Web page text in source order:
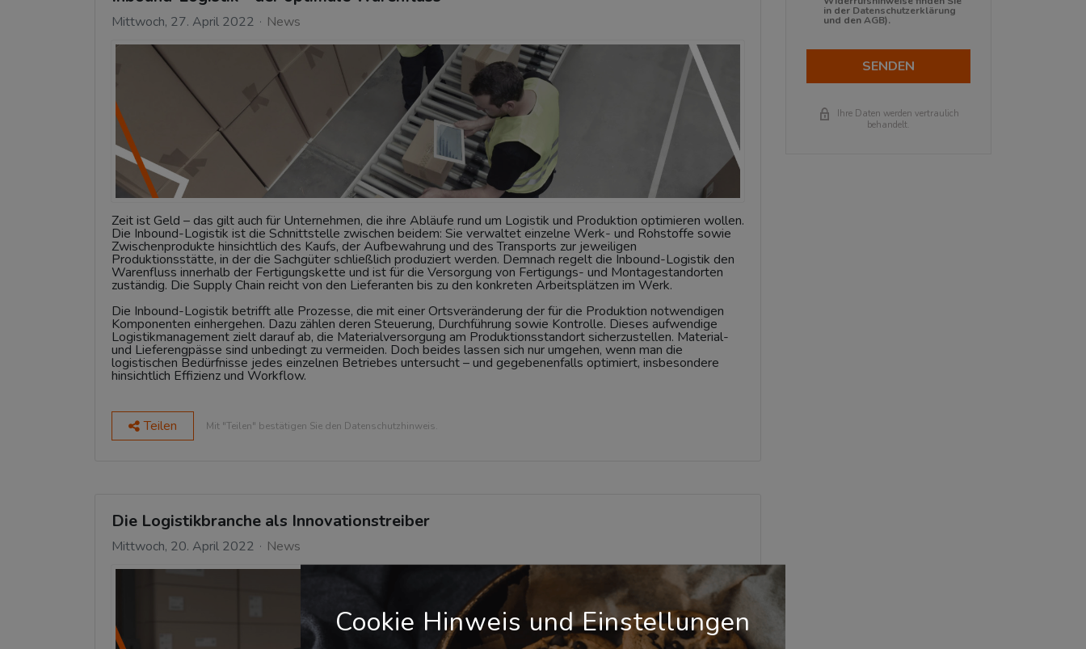
Mittwoch, 27. April 2022 News
Zeit ist Geld – das gilt auch für Unternehmen, die ihre Abläufe rund um Logistik und Produktion optimieren wollen.
Die Inbound-Logistik ist die Schnittstelle zwischen beidem: Sie verwaltet einzelne Werk- und Rohstoffe sowie
Zwischenprodukte hinsichtlich des Kaufs, der Aufbewahrung und des Transports zur jeweiligen
Produktionsstätte, in der die Sachgüter schließlich produziert werden. Demnach regelt die Inbound-Logistik den
Warenfluss innerhalb der Fertigungskette und ist für die Versorgung von Fertigungs- und Montagestandorten
zuständig. Die Supply Chain reicht von den Lieferanten bis zu den konkreten Arbeitsplätzen im Werk.
Die Inbound-Logistik betrifft alle Prozesse, die mit einer Ortsveränderung der für die Produktion notwendigen
Komponenten einhergehen. Dazu zählen deren Steuerung, Durchführung sowie Kontrolle. Dieses aufwendige
Logistikmanagement zielt darauf ab, die Materialversorgung am Produktionsstandort sicherzustellen. Material-
und Lieferengpässe sind unbedingt zu vermeiden. Doch beides lassen sich nur umgehen, wenn man die
logistischen Bedürfnisse jedes einzelnen Betriebes untersucht – und gegebenenfalls optimiert, insbesondere
hinsichtlich Effizienz und Workflow.
Teilen Mit "Teilen" bestätigen Sie den Datenschutzhinweis.
Die Logistikbranche als Innovationstreiber
Mittwoch, 20. April 2022 News
in der Datenschutzerklärung
und denAGB).
SENDEN
Ihre Daten werden vertraulich
behandelt.
Cookie Hinweis und Einstellungen